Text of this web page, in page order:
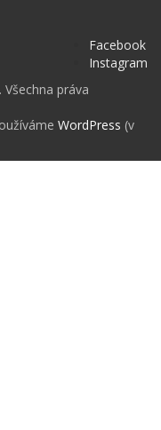
Facebook
Instagram
. Všechna práva
WordPress (v